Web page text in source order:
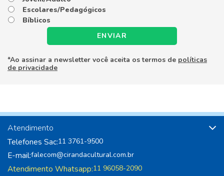
Escolares/Pedagógicos
Bíblicos
ENVIAR
*Ao assinar a newsletter você aceita os termos de políticas
de privacidade
Atendimento
Telefones Sac:11 3761-9500
E-mail:falecom@cirandacultural.com.br
Atendimento Whatsapp:11 96058-2090